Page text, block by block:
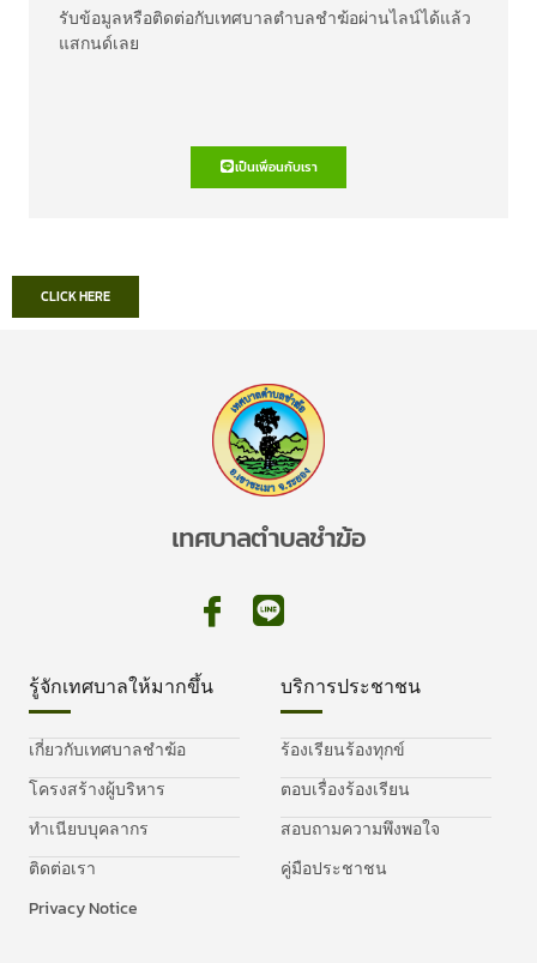
รับข้อมูลหรือติดต่อกับเทศบาลตำบลชำฆ้อผ่านไลน์ได้แล้ว
แสกนด์เลย
เป็นเพื่อนกับเรา
CLICK HERE
เทศบาลตำบลชำฆ้อ
รู้จักเทศบาลให้มากขึ้น
เกี่ยวกับเทศบาลชำฆ้อ
โครงสร้างผู้บริหาร
ทำเนียบบุคลากร
ติดต่อเรา
Privacy Notice
บริการประชาชน
ร้องเรียนร้องทุกข์
ตอบเรื่องร้องเรียน
สอบถามความพึงพอใจ
คู่มือประชาชน